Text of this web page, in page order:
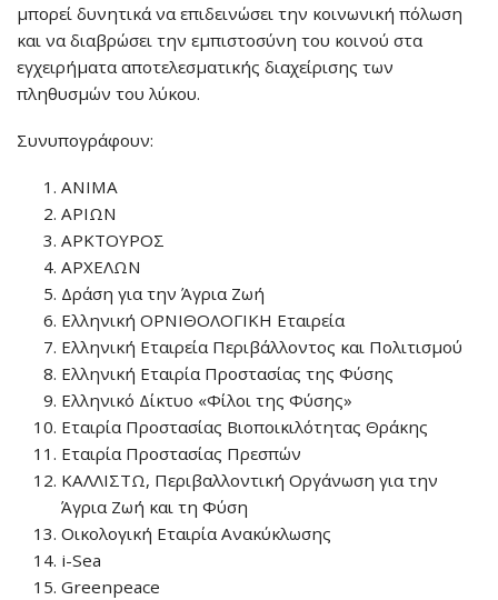
μπορεί δυνητικά να επιδεινώσει την κοινωνική πόλωση
και να διαβρώσει την εμπιστοσύνη του κοινού στα
εγχειρήματα αποτελεσματικής διαχείρισης των
πληθυσμών του λύκου.
Συνυπογράφουν:
ΑΝΙΜΑ
ΑΡΙΩΝ
ΑΡΚΤΟΥΡΟΣ
ΑΡΧΕΛΩΝ
Δράση για την Άγρια Ζωή
Ελληνική ΟΡΝΙΘΟΛΟΓΙΚΗ Εταιρεία
Ελληνική Εταιρεία Περιβάλλοντος και Πολιτισμού
Ελληνική Εταιρία Προστασίας της Φύσης
Ελληνικό Δίκτυο «Φίλοι της Φύσης»
Εταιρία Προστασίας Βιοποικιλότητας Θράκης
Εταιρία Προστασίας Πρεσπών
ΚΑΛΛΙΣΤΩ, Περιβαλλοντική Οργάνωση για την
Άγρια Ζωή και τη Φύση
Οικολογική Εταιρία Ανακύκλωσης
i-Sea
Greenpeace